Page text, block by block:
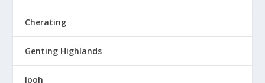
Cherating
Genting Highlands
Ipoh